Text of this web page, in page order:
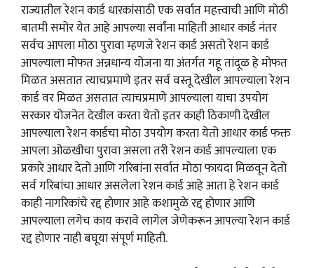
राज्यातील रेशन कार्ड धारकांसाठी एक सर्वात महत्त्वाची आणि मोठी
बातमी समोर येत आहे आपल्या सर्वांना माहिती आधार कार्ड नंतर
सर्वच आपला मोठा पुरावा म्हणजे रेशन कार्ड असतो रेशन कार्ड
आपल्याला मोफत अन्नधान्य योजना या अंतर्गत गहू तांदूळ हे मोफत
मिळत असतात त्याचप्रमाणे इतर सर्व वस्तू देखील आपल्याला रेशन
कार्ड वर मिळत असतात त्याचप्रमाणे आपल्याला याचा उपयोग
सरकार योजनेत देखील करता येतो इतर काही ठिकाणी देखील
आपल्याला रेशन कार्डचा मोठा उपयोग करता येतो आधार कार्ड फक्त
आपला ओळखीचा पुरावा असला तरी रेशन कार्ड आपल्याला एक
प्रकारे आधार देतो आणि गरिबांना सर्वात मोठा फायदा मिळवून देतो
सर्व गरिबांचा आधार असलेला रेशन कार्ड आहे आता हे रेशन कार्ड
काही नागरिकांचे रद्द होणार आहे कशामुळे रद्द होणार आणि
आपल्याला लगेच काय करावे लागेल जेणेकरून आपल्या रेशन कार्ड
रद्द होणार नाही बघूया संपूर्ण माहिती.